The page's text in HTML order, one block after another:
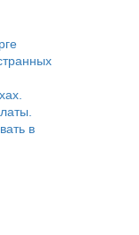
в